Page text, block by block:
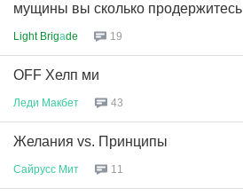
мущины вы сколько продержитесь
Light Brigаde 19
OFF Хелп ми
Леди Макбет 43
Желания vs. Принципы
Сайрусс Мит 11